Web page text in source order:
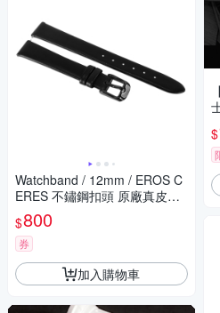
Watchband / 12mm / EROS C
ERES 不鏽鋼扣頭 原廠真皮錶
帶 黑/白/棕/深咖啡/奶茶色#EC
12
$800
券
加入購物車
$